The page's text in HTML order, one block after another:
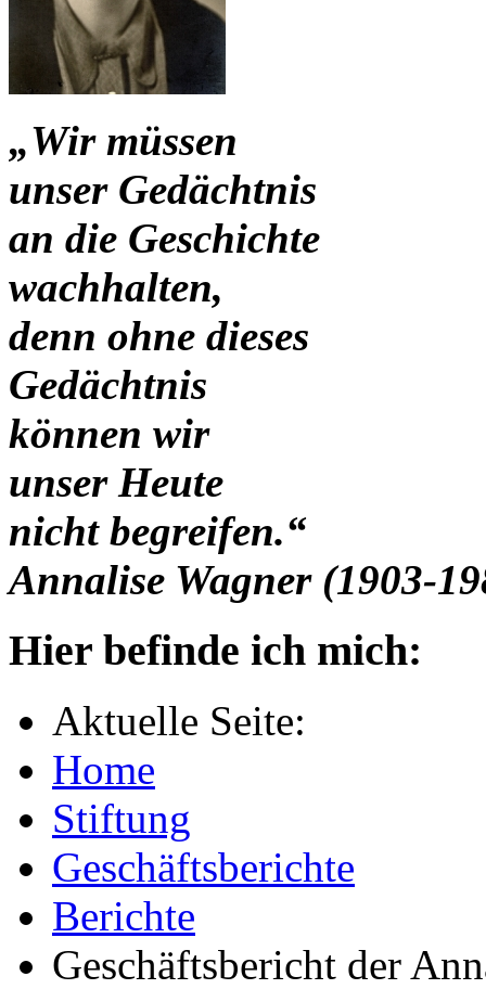
„Wir müssen
unser Gedächtnis
an die Geschichte
wachhalten,
denn ohne dieses
Gedächtnis
können wir
unser Heute
nicht begreifen.“
Annalise Wagner (1903-
Hier befinde ich mich:
Aktuelle Seite:
Home
Stiftung
Geschäftsberichte
Berichte
Geschäftsbericht der